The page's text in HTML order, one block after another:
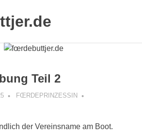
Teil 2
FŒRDEPRINZESSIN
der Vereinsname am Boot.